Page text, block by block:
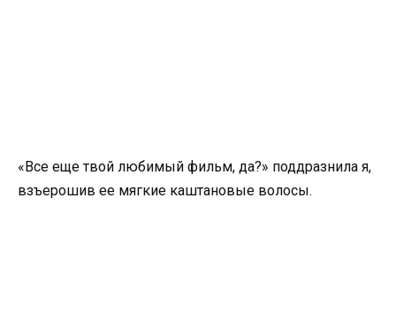
«Все еще твой любимый фильм, да?» поддразнила я,
взъерошив ее мягкие каштановые волосы.